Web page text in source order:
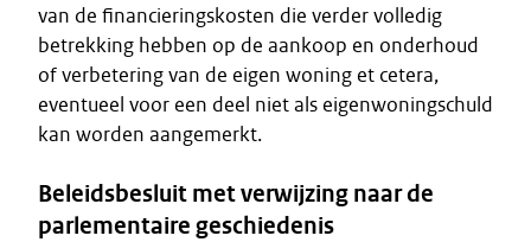
van de financieringskosten die verder volledig
betrekking hebben op de aankoop en onderhoud
of verbetering van de eigen woning et cetera,
eventueel voor een deel niet als eigenwoningschuld
kan worden aangemerkt.
Beleidsbesluit met verwijzing naar de
parlementaire geschiedenis